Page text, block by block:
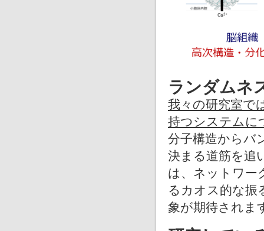
ランダムネ
我々の研究室で
持つシステムに
分子構造からバ
決まる道筋を追
は、ネットワー
るカオス的な振
象が期待されま